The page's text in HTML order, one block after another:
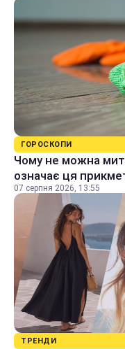
ГОРОСКОПИ
Чому не можна
означає ця
07 серпня 2026, 13:55
ТРЕНДИ